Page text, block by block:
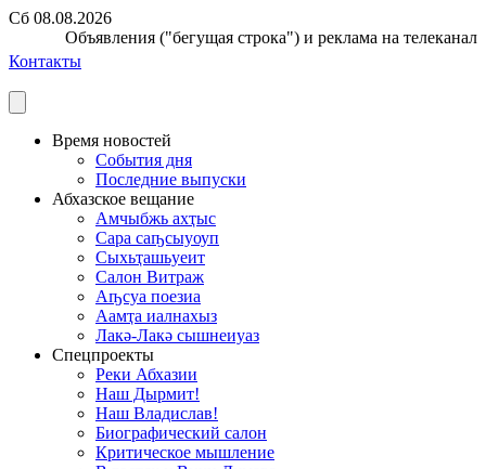
Сб 08.08.2026
Объявления ("бегущая строка") и реклама на
Контакты
Время новостей
События дня
Последние выпуски
Абхазское вещание
Амчыбжь ахҭыс
Сара саҧсыуоуп
Сыхьҭашьуеит
Салон Витраж
Аҧсуа поезиа
Аамҭа иалнахыз
Лакә-Лакә сышнеиуаз
Спецпроекты
Реки Абхазии
Наш Дырмит!
Наш Владислав!
Биографический салон
Критическое мышление